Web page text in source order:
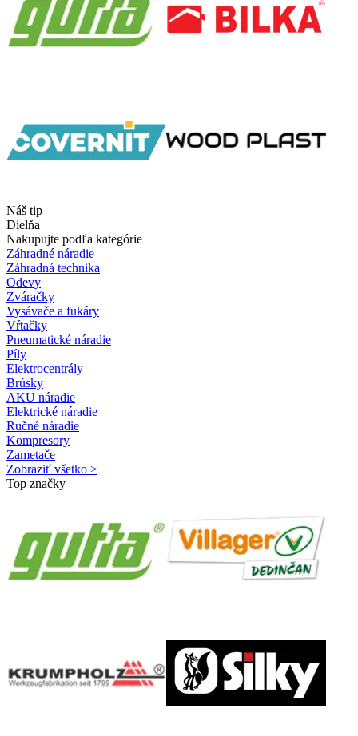
Náš tip
Dielňa
Nakupujte podľa kategórie
Záhradné náradie
Záhradná technika
Odevy
Zváračky
Vysávače a fukáry
Vŕtačky
Pneumatické náradie
Píly
Elektrocentrály
Brúsky
AKU náradie
Elektrické náradie
Ručné náradie
Kompresory
Zametače
Zobraziť všetko >
Top značky